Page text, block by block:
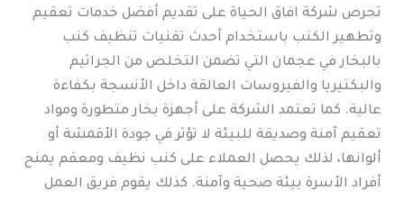
تحرص شركة افاق الحياة على تقديم أفضل خدمات تعقيم
وتطهير الكنب باستخدام أحدث تقنيات تنظيف كنب
بالبخار في عجمان التي تضمن التخلص من الجراثيم
والبكتيريا والفيروسات العالقة داخل الأنسجة بكفاءة
عالية. كما تعتمد الشركة على أجهزة بخار متطورة ومواد
تعقيم آمنة وصديقة للبيئة لا تؤثر في جودة الأقمشة أو
ألوانها، لذلك يحصل العملاء على كنب نظيف ومعقم يمنح
أفراد الأسرة بيئة صحية وآمنة. كذلك يقوم فريق العمل